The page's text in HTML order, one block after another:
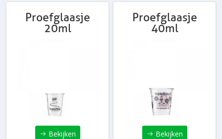
Proefglaasje
20ml
Bekijken
Proefglaasje
40ml
Bekijken